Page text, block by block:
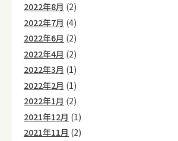
2022年8月 (2)
2022年7月 (4)
2022年6月 (2)
2022年4月 (2)
2022年3月 (1)
2022年2月 (1)
2022年1月 (2)
2021年12月 (1)
2021年11月 (2)